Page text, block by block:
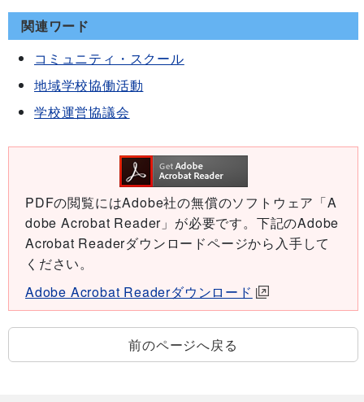
関連ワード
コミュニティ・スクール
地域学校協働活動
学校運営協議会
PDFの閲覧にはAdobe社の無償のソフトウェア「A
dobe Acrobat Reader」が必要です。下記のAdobe
Acrobat Readerダウンロードページから入手して
ください。
Adobe Acrobat Readerダウンロード
前のページへ戻る